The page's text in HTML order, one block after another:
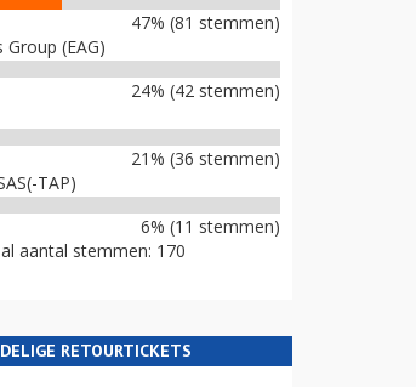
47% (81 stemmen)
Group (EAG)
24% (42 stemmen)
21% (36 stemmen)
TAP)
6% (11 stemmen)
aantal stemmen: 170
RETOURTICKETS